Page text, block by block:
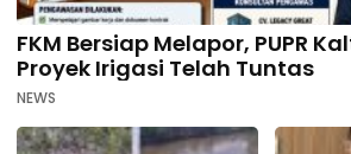
FKM Bersiap Melapor, PUPR
Proyek Irigasi Telah Tuntas
NEWS